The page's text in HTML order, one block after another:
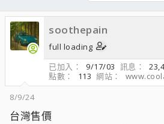
soothepain
full loading
已加入
9/17/03 訊息
點數
113 網站
8/9/24
台灣售價